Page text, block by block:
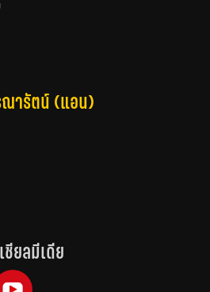
ารัตน์ (แอน)
ยลมีเดีย